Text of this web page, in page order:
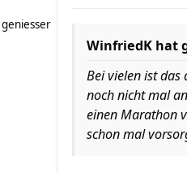
geniesser
WinfriedK hat
Bei vielen ist das
noch nicht mal
einen Marathon
schon mal